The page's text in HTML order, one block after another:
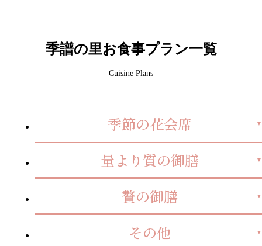
季譜の里お食事プラン一覧
Cuisine Plans
季節の花会席
量より質の御膳
贅の御膳
その他